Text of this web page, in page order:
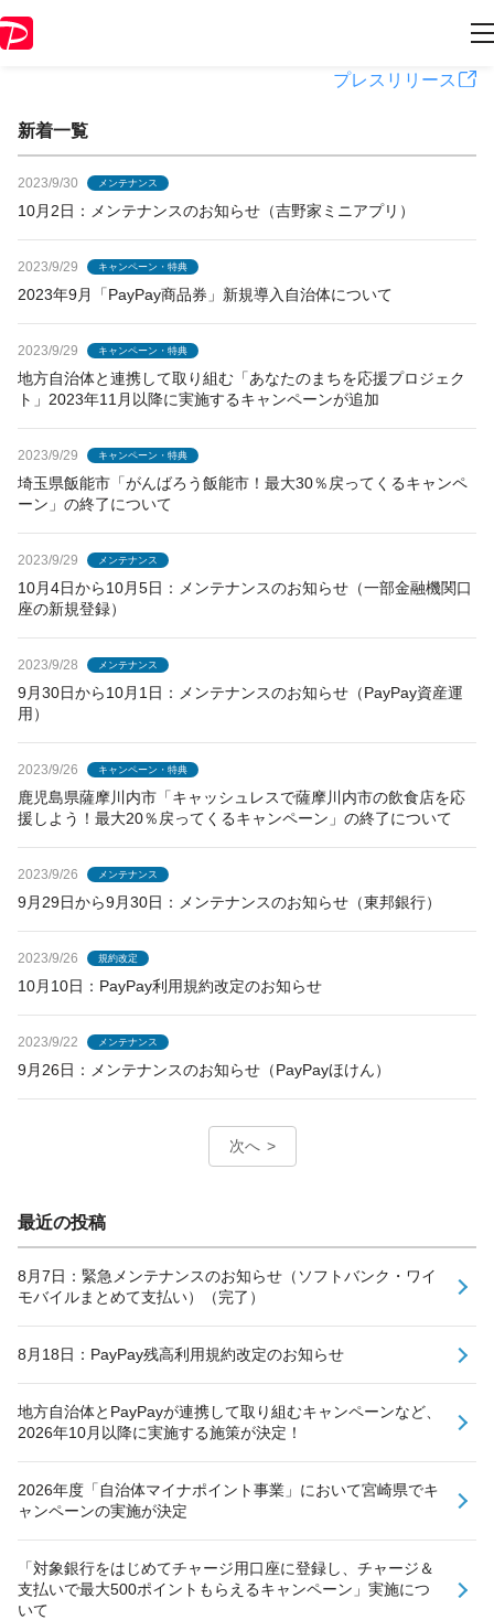
PayPayからのお知らせ
プレスリリース
新着一覧
2023/9/30 メンテナンス
10月2日：メンテナンスのお知らせ（吉野家ミニアプリ）
2023/9/29 キャンペーン・特典
2023年9月「PayPay商品券」新規導入自治体について
2023/9/29 キャンペーン・特典
地方自治体と連携して取り組む「あなたのまちを応援プロジェク
ト」2023年11月以降に実施するキャンペーンが追加
2023/9/29 キャンペーン・特典
埼玉県飯能市「がんばろう飯能市！最大30％戻ってくるキャンペ
ーン」の終了について
2023/9/29 メンテナンス
10月4日から10月5日：メンテナンスのお知らせ（一部金融機関口
座の新規登録）
2023/9/28 メンテナンス
9月30日から10月1日：メンテナンスのお知らせ（PayPay資産運
用）
2023/9/26 キャンペーン・特典
鹿児島県薩摩川内市「キャッシュレスで薩摩川内市の飲食店を応
援しよう！最大20％戻ってくるキャンペーン」の終了について
2023/9/26 メンテナンス
9月29日から9月30日：メンテナンスのお知らせ（東邦銀行）
2023/9/26 規約改定
10月10日：PayPay利用規約改定のお知らせ
2023/9/22 メンテナンス
9月26日：メンテナンスのお知らせ（PayPayほけん）
次へ
最近の投稿
8月7日：緊急メンテナンスのお知らせ（ソフトバンク・ワイ
モバイルまとめて支払い）（完了）
8月18日：PayPay残高利用規約改定のお知らせ
地方自治体とPayPayが連携して取り組むキャンペーンなど、
2026年10月以降に実施する施策が決定！
2026年度「自治体マイナポイント事業」において宮崎県でキ
ャンペーンの実施が決定
「対象銀行をはじめてチャージ用口座に登録し、チャージ＆
支払いで最大500ポイントもらえるキャンペーン」実施につ
いて